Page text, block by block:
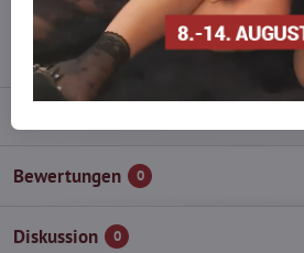
info​@everlady​.eu
Bewertungen 0
Diskussion 0